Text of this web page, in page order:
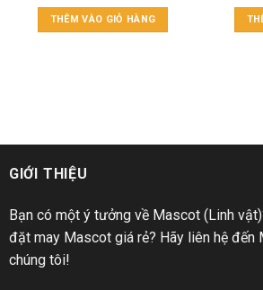
THÊM VÀO GIỎ HÀNG
GIỚI THIỆU
Bạn có một ý tưởng về Mascot (Linh
đặt may Mascot giá rẻ? Hãy liên hệ đến
chúng tôi!